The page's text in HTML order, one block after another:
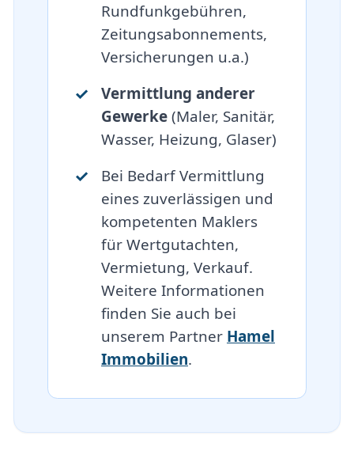
Rundfunkgebühren,
Zeitungsabonnements,
Versicherungen u.a.)
Vermittlung anderer
Gewerke(Maler, Sanitär,
Wasser, Heizung, Glaser)
Bei Bedarf Vermittlung
eines zuverlässigen und
kompetenten Maklers
für Wertgutachten,
Vermietung, Verkauf.
Weitere Informationen
finden Sie auch bei
unserem Partner Hamel
Immobilien.